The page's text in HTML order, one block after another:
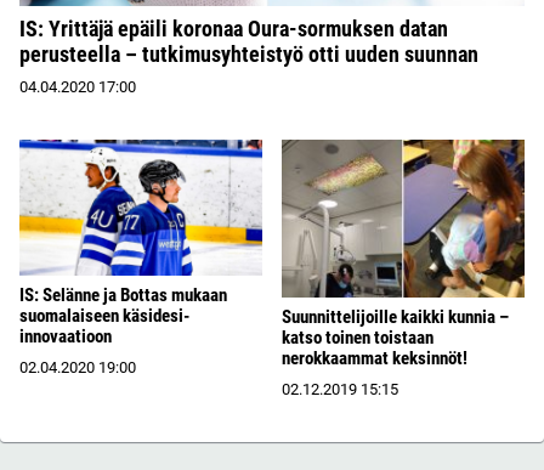
IS: Yrittäjä epäili koronaa Oura-sormuksen datan
perusteella – tutkimusyhteistyö otti uuden suunnan
04.04.2020 17:00
IS: Selänne ja Bottas mukaan
suomalaiseen käsidesi-
innovaatioon
02.04.2020 19:00
Suunnittelijoille kaikki kunnia –
katso toinen toistaan
nerokkaammat keksinnöt!
02.12.2019 15:15